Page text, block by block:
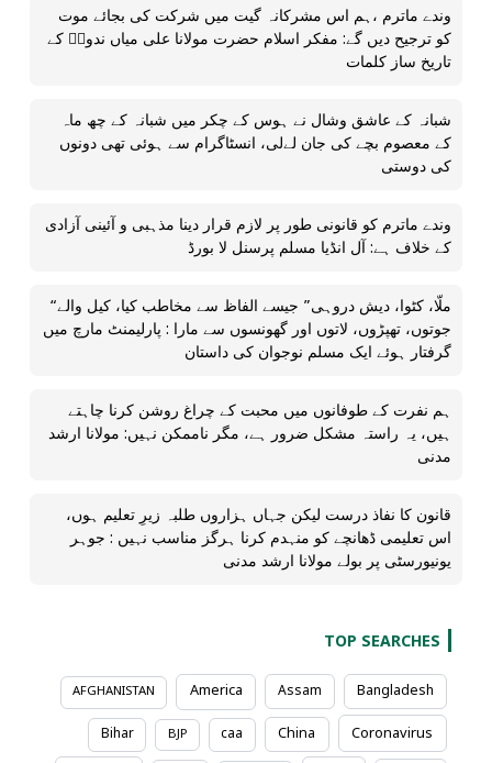
وندے ماترم ،ہم اس مشرکانہ گیت میں شرکت کی بجائے موت
کو ترجیح دیں گے: مفکر اسلام حضرت مولانا علی میاں ندویؒ کے
تاریخ ساز کلمات
شبانہ کے عاشق وشال نے ہوس کے چکر میں شبانہ کے چھ ماہ
کے معصوم بچے کی جان لےلی، انسٹاگرام سے ہوئی تھی دونوں
کی دوستی
وندے ماترم کو قانونی طور پر لازم قرار دینا مذہبی و آئینی آزادی
کے خلاف ہے: آل انڈیا مسلم پرسنل لا بورڈ
“ملّا، کٹوا، دیش دروہی” جیسے الفاظ سے مخاطب کیا، کیل والے
جوتوں، تھپڑوں، لاتوں اور گھونسوں سے مارا : پارلیمنٹ مارچ میں
گرفتار ہوئے ایک مسلم نوجوان کی داستان
ہم نفرت کے طوفانوں میں محبت کے چراغ روشن کرنا چاہتے
ہیں، یہ راستہ مشکل ضرور ہے، مگر ناممکن نہیں: مولانا ارشد
مدنی
قانون کا نفاذ درست لیکن جہاں ہزاروں طلبہ زیرِ تعلیم ہوں،
اس تعلیمی ڈھانچے کو منہدم کرنا ہرگز مناسب نہیں : جوہر
یونیورسٹی پر بولے مولانا ارشد مدنی
TOP SEARCHES
AFGHANISTAN America Assam Bangladesh
Bihar BJP caa China Coronavirus